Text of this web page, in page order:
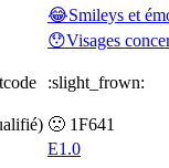
😂Smileys et
😯Visages
:slight_frown:
🙁 1F641
E1.0